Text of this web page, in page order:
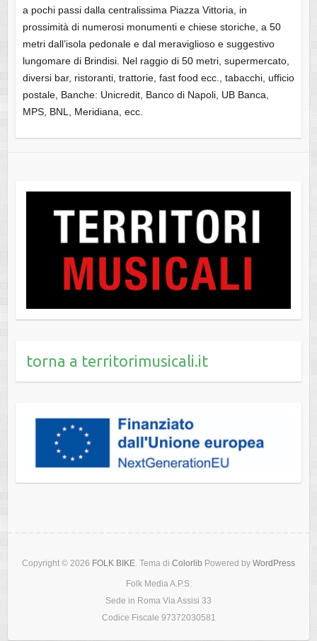
a pochi passi dalla centralissima Piazza Vittoria, in
prossimità di numerosi monumenti e chiese storiche, a 50
metri dall’isola pedonale e dal meraviglioso e suggestivo
lungomare di Brindisi. Nel raggio di 50 metri, supermercato,
diversi bar, ristoranti, trattorie, fast food ecc., tabacchi, ufficio
postale, Banche: Unicredit, Banco di Napoli, UB Banca,
MPS, BNL, Meridiana, ecc.
torna a territorimusicali.it
Copyright © 2026 FOLK BIKE. Tema di Colorlib Powered by WordPress
Folk Media A.P.S.
Sede in Roma Via Assisi 33
Codice Fiscale 97372030581